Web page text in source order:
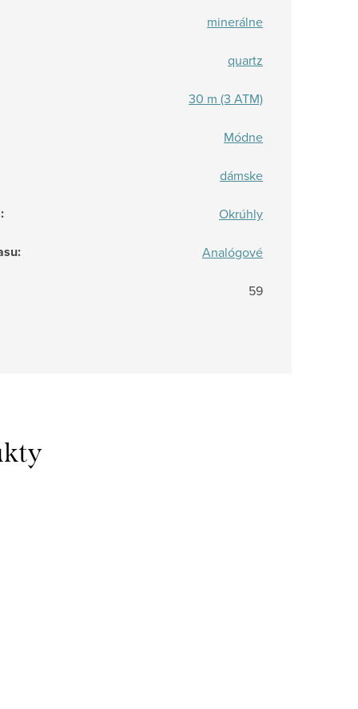
minerálne
quartz
30 m (3 ATM)
Módne
dámske
: Okrúhly
: Analógové
59